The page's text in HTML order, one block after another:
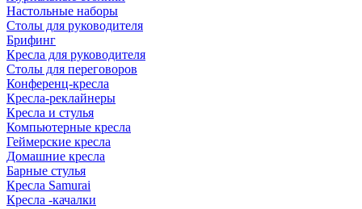
Настольные наборы
Столы для руководителя
Брифинг
Кресла для руководителя
Столы для переговоров
Конференц-кресла
Кресла-реклайнеры
Кресла и стулья
Компьютерные кресла
Геймерские кресла
Домашние кресла
Барные стулья
Кресла Samurai
Кресла -качалки